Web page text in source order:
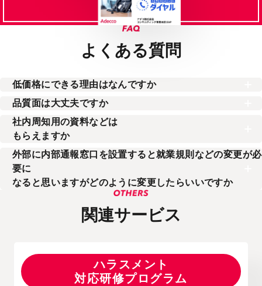
よくある質問
低価格にできる理由はなんですか
通報をWEB予約制にすることで、受付担当者の待機時間をなくし
低価格を実現しております。
品質面は大丈夫ですか
内部通報に関する相応の知識を持つ者が適切な一次対応を担いま
す。
ハラスメント相談については受容と傾聴姿勢を持って対応し、高
品質なサービスを実現しています。
社内周知用の資料などは
もらえますか
社内告知用のチラシ（データ）をご提供いたします。
外部に内部通報窓口を設置すると就業規則などの変更が必
要に
なると思いますがどのように変更したらいいですか
コンプライアンスダイヤルサービス導入を前提とした「内部通報
に関する規程」の雛形をご提供いたします。ご希望の場合はお気
軽にお問い合わせください。関連サービス
ハラスメント
対応研修プログラム